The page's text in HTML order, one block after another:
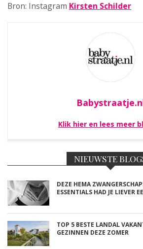
Bron: Instagram Kirsten Schilder
Klik hier en lees meer
NIEUWSTE
DEZE HEMA
ESSENTIALS HAD JE LIEVER
TOP 5 BESTE LANDAL
GEZINNEN DEZE ZOMER